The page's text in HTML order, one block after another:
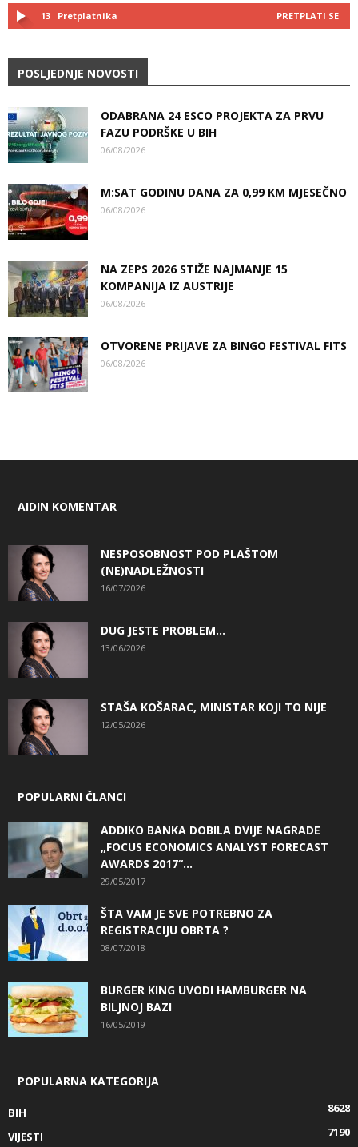
13 Pretplatnika PRETPLATI SE
POSLJEDNJE NOVOSTI
ODABRANA 24 ESCO PROJEKTA ZA PRVU
FAZU PODRŠKE U BIH
06/08/2026
M:SAT GODINU DANA ZA 0,99 KM MJESEČNO
06/08/2026
NA ZEPS 2026 STIŽE NAJMANJE 15
KOMPANIJA IZ AUSTRIJE
06/08/2026
OTVORENE PRIJAVE ZA BINGO FESTIVAL FITS
06/08/2026
AIDIN KOMENTAR
NESPOSOBNOST POD PLAŠTOM
(NE)NADLEŽNOSTI
16/07/2026
DUG JESTE PROBLEM…
13/06/2026
STAŠA KOŠARAC, MINISTAR KOJI TO NIJE
12/05/2026
POPULARNI ČLANCI
ADDIKO BANKA DOBILA DVIJE NAGRADE
„FOCUS ECONOMICS ANALYST FORECAST
AWARDS 2017“...
29/05/2017
ŠTA VAM JE SVE POTREBNO ZA
REGISTRACIJU OBRTA ?
08/07/2018
BURGER KING UVODI HAMBURGER NA
BILJNOJ BAZI
16/05/2019
POPULARNA KATEGORIJA
BIH
8628
VIJESTI
7190